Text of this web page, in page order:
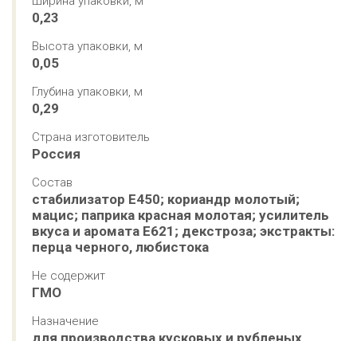
0,23
Высота упаковки, м
0,05
Глубина упаковки, м
0,29
Страна изготовитель
Россия
Состав
стабилизатор E450; кориандр молотый;
мацис; паприка красная молотая; усилитель
вкуса и аромата E621; декстроза; экстракты:
перца черного, любистока
Не содержит
ГМО
Назначение
для производства кусковых и рубленых